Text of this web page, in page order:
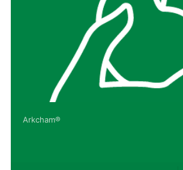
Arkcham®